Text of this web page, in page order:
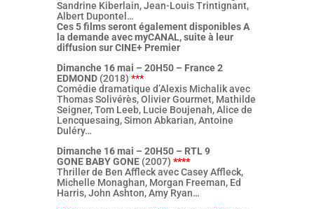
Sandrine Kiberlain, Jean-Louis Trintignant,
Albert Dupontel…
Ces 5 films seront également disponibles A
la demande avec myCANAL, suite à leur
diffusion sur CINE+ Premier
Dimanche 16 mai – 20H50 – France 2
EDMOND(2018) ***
Comédie dramatique d’Alexis Michalik avec
Thomas Solivérès, Olivier Gourmet, Mathilde
Seigner, Tom Leeb, Lucie Boujenah, Alice de
Lencquesaing, Simon Abkarian, Antoine
Duléry…
Dimanche 16 mai – 20H50 – RTL 9
GONE BABY GONE(2007) ****
Thriller de Ben Affleck avec Casey Affleck,
Michelle Monaghan, Morgan Freeman, Ed
Harris, John Ashton, Amy Ryan…